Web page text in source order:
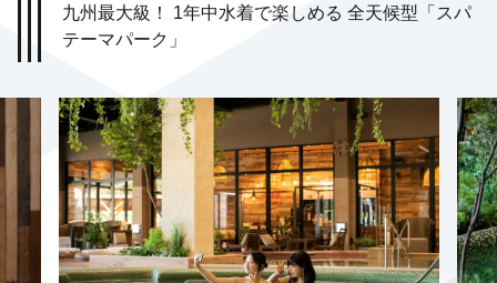
九州最大級！ 1年中水着で楽しめる 全天候型「スパ
テーマパーク」